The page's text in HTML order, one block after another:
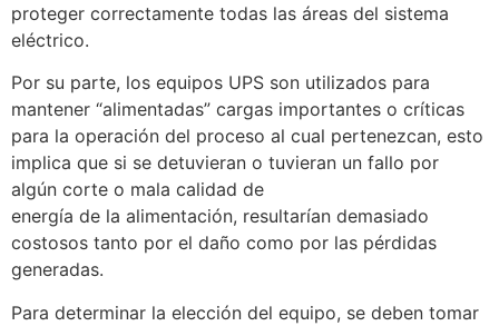
proteger correctamente todas las áreas del sistema
eléctrico.
Por su parte, los equipos UPS son utilizados para
mantener “alimentadas” cargas importantes o críticas
para la operación del proceso al cual pertenezcan, esto
implica que si se detuvieran o tuvieran un fallo por
algún corte o mala calidad de
energía de la alimentación, resultarían demasiado
costosos tanto por el daño como por las pérdidas
generadas.
Para determinar la elección del equipo, se deben tomar